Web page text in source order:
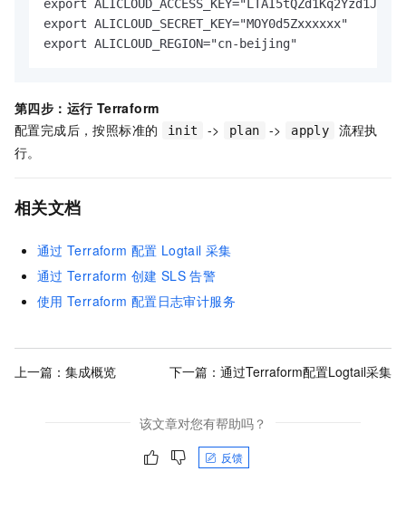
export
export ALICLOUD_SECRET_KEY="MOY0d5Zxxxxxx"
export ALICLOUD_REGION="cn-beijing"
第四步：运行 Terraform
配置完成后，按照标准的
init -> plan -> apply
流程执
行。
相关文档
通过 Terraform 配置 Logtail 采集
通过 Terraform 创建 SLS 告警
使用 Terraform 配置日志审计服务
上一篇： 集成概览 下一篇： 通过Terraform配置Logtail采集
该文章对您有帮助吗？
反馈